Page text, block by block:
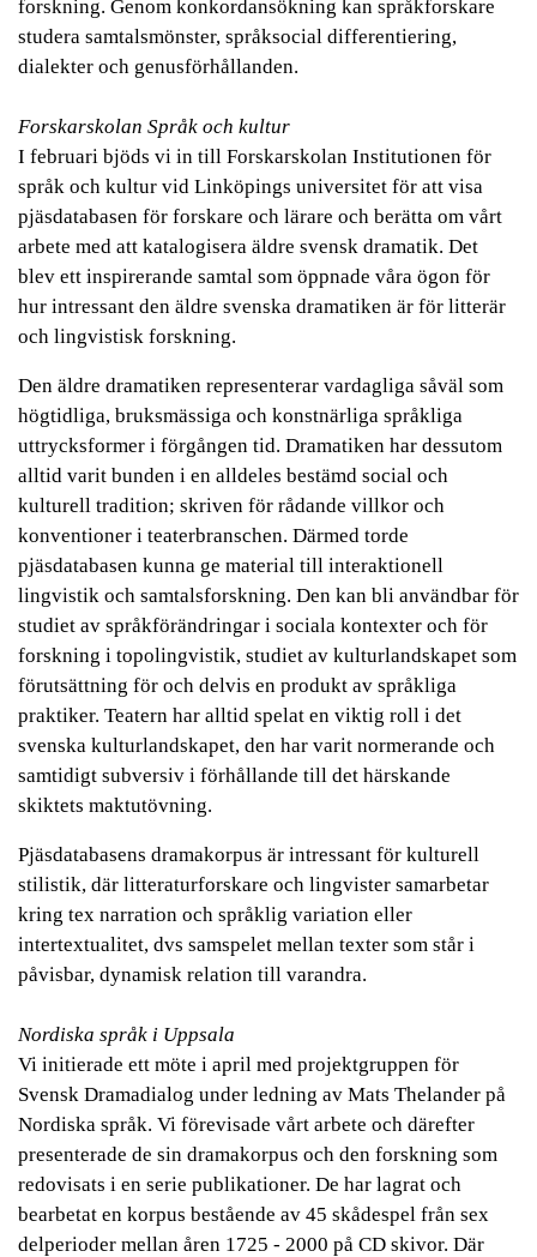
forskning. Genom konkordansökning kan språkforskare
studera samtalsmönster, språksocial differentiering,
dialekter och genusförhållanden.
Forskarskolan Språk och kultur
I februari bjöds vi in till Forskarskolan Institutionen för
språk och kultur vid Linköpings universitet för att visa
pjäsdatabasen för forskare och lärare och berätta om vårt
arbete med att katalogisera äldre svensk dramatik. Det
blev ett inspirerande samtal som öppnade våra ögon för
hur intressant den äldre svenska dramatiken är för litterär
och lingvistisk forskning.
Den äldre dramatiken representerar vardagliga såväl som
högtidliga, bruksmässiga och konstnärliga språkliga
uttrycksformer i förgången tid. Dramatiken har dessutom
alltid varit bunden i en alldeles bestämd social och
kulturell tradition; skriven för rådande villkor och
konventioner i teaterbranschen. Därmed torde
pjäsdatabasen kunna ge material till interaktionell
lingvistik och samtalsforskning. Den kan bli användbar för
studiet av språkförändringar i sociala kontexter och för
forskning i topolingvistik, studiet av kulturlandskapet som
förutsättning för och delvis en produkt av språkliga
praktiker. Teatern har alltid spelat en viktig roll i det
svenska kulturlandskapet, den har varit normerande och
samtidigt subversiv i förhållande till det härskande
skiktets maktutövning.
Pjäsdatabasens dramakorpus är intressant för kulturell
stilistik, där litteraturforskare och lingvister samarbetar
kring tex narration och språklig variation eller
intertextualitet, dvs samspelet mellan texter som står i
påvisbar, dynamisk relation till varandra.
Nordiska språk i Uppsala
Vi initierade ett möte i april med projektgruppen för
Svensk Dramadialog under ledning av Mats Thelander på
Nordiska språk. Vi förevisade vårt arbete och därefter
presenterade de sin dramakorpus och den forskning som
redovisats i en serie publikationer. De har lagrat och
bearbetat en korpus bestående av 45 skådespel från sex
delperioder mellan åren 1725 - 2000 på CD skivor. Där